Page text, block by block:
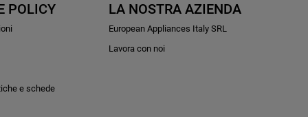
POLICY
e schede
LA NOSTRA AZIENDA
European Appliances Italy SRL
Lavora con noi